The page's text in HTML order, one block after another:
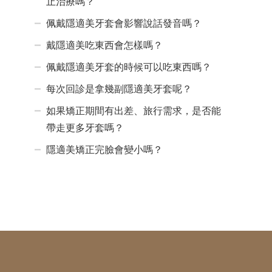
佩戴隱適美牙套會影響說話發音嗎？
戴隱適美吃東西會怎樣嗎？
佩戴隱適美牙套的時候可以吃東西嗎？
每次回診是拿幾副隱適美牙套呢？
如果矯正期間有出差、旅行需求，是否能
帶走更多牙套嗎？
隱適美矯正完臉會變小嗎？